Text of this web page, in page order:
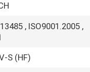
, ISO9001.2005 ,
S (HF)